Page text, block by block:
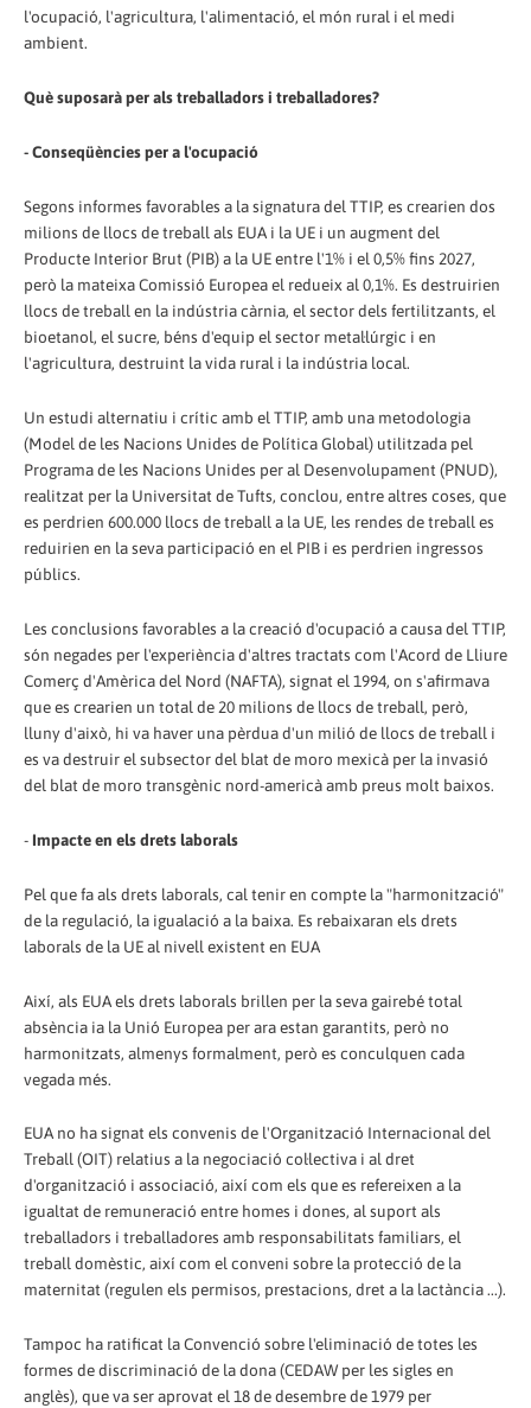
l'ocupació, l'agricultura, l'alimentació, el món rural i el medi
ambient.
Què suposarà per als treballadors i treballadores?
- Conseqüències per a l'ocupació
Segons informes favorables a la signatura del TTIP, es crearien dos
milions de llocs de treball als EUA i la UE i un augment del
Producte Interior Brut (PIB) a la UE entre l'1% i el 0,5% fins 2027,
però la mateixa Comissió Europea el redueix al 0,1%. Es destruirien
llocs de treball en la indústria càrnia, el sector dels fertilitzants, el
bioetanol, el sucre, béns d'equip el sector metal·lúrgic i en
l'agricultura, destruint la vida rural i la indústria local.
Un estudi alternatiu i crític amb el TTIP, amb una metodologia
(Model de les Nacions Unides de Política Global) utilitzada pel
Programa de les Nacions Unides per al Desenvolupament (PNUD),
realitzat per la Universitat de Tufts, conclou, entre altres coses, que
es perdrien 600.000 llocs de treball a la UE, les rendes de treball es
reduirien en la seva participació en el PIB i es perdrien ingressos
públics.
Les conclusions favorables a la creació d'ocupació a causa del TTIP,
són negades per l'experiència d'altres tractats com l'Acord de Lliure
Comerç d'Amèrica del Nord (NAFTA), signat el 1994, on s'afirmava
que es crearien un total de 20 milions de llocs de treball, però,
lluny d'això, hi va haver una pèrdua d'un milió de llocs de treball i
es va destruir el subsector del blat de moro mexicà per la invasió
del blat de moro transgènic nord-americà amb preus molt baixos.
- Impacte en els drets laborals
Pel que fa als drets laborals, cal tenir en compte la "harmonització"
de la regulació, la igualació a la baixa. Es rebaixaran els drets
laborals de la UE al nivell existent en EUA
Així, als EUA els drets laborals brillen per la seva gairebé total
absència ia la Unió Europea per ara estan garantits, però no
harmonitzats, almenys formalment, però es conculquen cada
vegada més.
EUA no ha signat els convenis de l'Organització Internacional del
Treball (OIT) relatius a la negociació col·lectiva i al dret
d'organització i associació, així com els que es refereixen a la
igualtat de remuneració entre homes i dones, al suport als
treballadors i treballadores amb responsabilitats familiars, el
treball domèstic, així com el conveni sobre la protecció de la
maternitat (regulen els permisos, prestacions, dret a la lactància ...).
Tampoc ha ratificat la Convenció sobre l'eliminació de totes les
formes de discriminació de la dona (CEDAW per les sigles en
anglès), que va ser aprovat el 18 de desembre de 1979 per